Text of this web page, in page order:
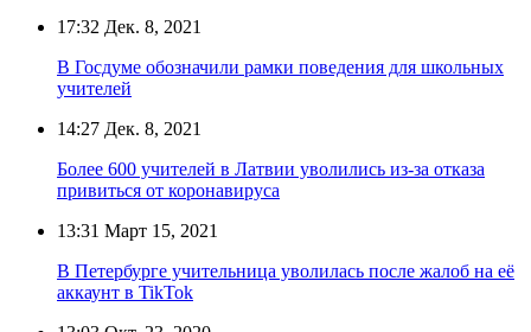
17:32 Дек. 8, 2021
В Госдуме обозначили рамки поведения для школьных
учителей
14:27 Дек. 8, 2021
Более 600 учителей в Латвии уволились из-за отказа
привиться от коронавируса
13:31 Март 15, 2021
В Петербурге учительница уволилась после жалоб на её
аккаунт в TikTok